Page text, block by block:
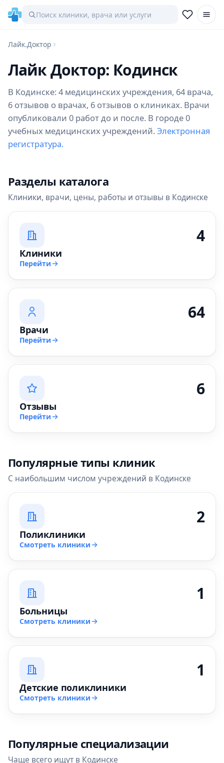
Лайк.Доктор
Лайк Доктор: Кодинск
В Кодинске: 4 медицинских учреждения, 64 врача,
6 отзывов о врачах, 6 отзывов о клиниках. Врачи
опубликовали 0 работ до и после. В городе 0
учебных медицинских учреждений. Электронная
регистратура.
Разделы каталога
Клиники, врачи, цены, работы и отзывы в Кодинске
4
Клиники
Перейти
64
Врачи
Перейти
6
Отзывы
Перейти
Популярные типы клиник
С наибольшим числом учреждений в Кодинске
2
Поликлиники
Смотреть клиники
1
Больницы
Смотреть клиники
1
Детские поликлиники
Смотреть клиники
Популярные специализации
Чаще всего ищут в Кодинске